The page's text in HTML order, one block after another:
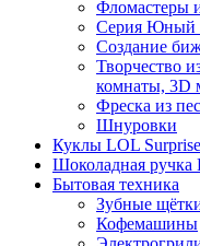
Фломастеры
Серия Юный
Создание
Творчество
комнаты, 3D
Фреска из
Шнуровки
Куклы LOL
Шоколадная
Бытовая техника
Зубные
Кофемашины